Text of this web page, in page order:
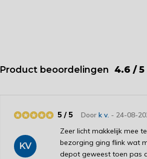
Product beoordelingen 4.6 / 5
KV
Doork v. - 24-08-
5 / 5
Zeer licht makkelijk mee
bezorging ging flink wat
depot geweest toen pas